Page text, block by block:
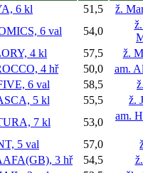
6 kl 51,5
ž.
6 val 54,0
4 kl 57,5
ž.
4 hř 50,0
am.
6 val 58,5
5 kl 55,5
ž.
7 kl 53,0
am.
5 val 57,0
3 hř 54,5